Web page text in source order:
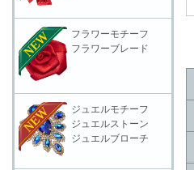
フラワーモチーフ
フラワーブレード
ジュエルモチーフ
ジュエルストーン
ジュエルブローチ